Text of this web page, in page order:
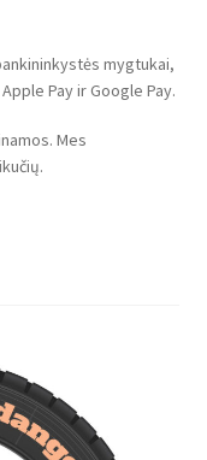
mygtukai,
Pay ir Google Pay.
Mes